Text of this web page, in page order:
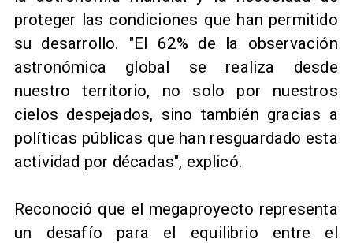
proteger las condiciones que han permitido
su desarrollo. "El 62% de la observación
astronómica global se realiza desde
nuestro territorio, no solo por nuestros
cielos despejados, sino también gracias a
políticas públicas que han resguardado esta
actividad por décadas", explicó.
Reconoció que el megaproyecto representa
un desafío para el equilibrio entre el